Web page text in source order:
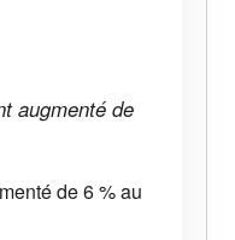
augmenté de
de 6 % au